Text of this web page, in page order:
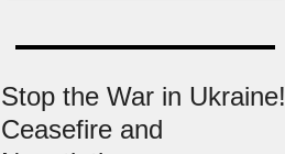
Stop the War in Ukraine!
Ceasefire and